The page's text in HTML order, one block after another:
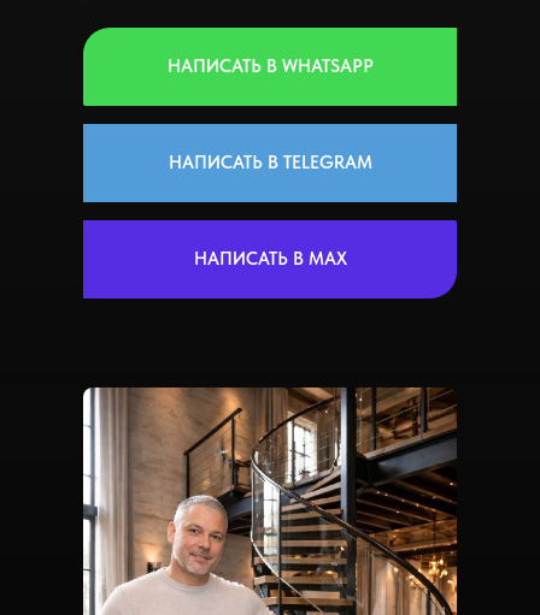
НАПИСАТЬ В WHATSAPP
НАПИСАТЬ В TELEGRAM
НАПИСАТЬ В MAX